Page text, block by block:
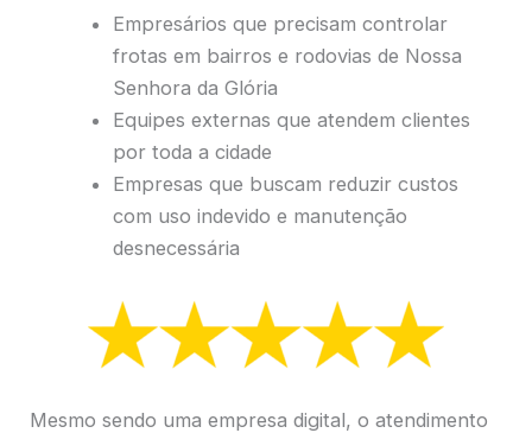
Empresários que precisam controlar
frotas em bairros e rodovias de Nossa
Senhora da Glória
Equipes externas que atendem clientes
por toda a cidade
Empresas que buscam reduzir custos
com uso indevido e manutenção
desnecessária
Mesmo sendo uma empresa digital, o atendimento